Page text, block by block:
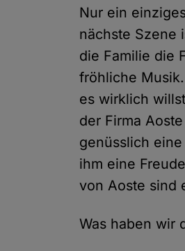
Nur ein
nächste Szene
die Familie die
fröhliche
es wirklich
der Firma
genüsslich
ihm eine
von Aoste sind
Was haben wir